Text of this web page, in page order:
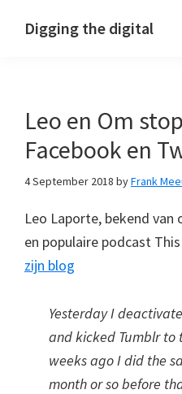
Digging the digital
Leo en Om
Facebook en
4 September 2018 byFrank
Leo Laporte, bekend van
en populaire podcast
zijn blog
Yesterday I
and kicked Tumblr to
weeks ago I did the
month or so before